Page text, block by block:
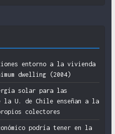
entorno a la vivienda
dwelling (2004)
solar para las
la U. de Chile enseñan a la
colectores
podría tener en la